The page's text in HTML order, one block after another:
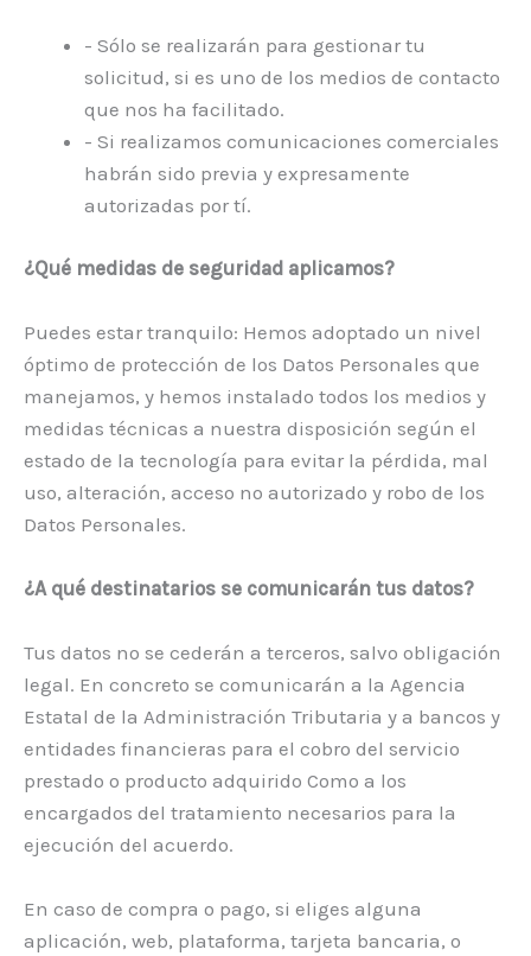
- Sólo se realizarán para gestionar tu
solicitud, si es uno de los medios de contacto
que nos ha facilitado.
- Si realizamos comunicaciones comerciales
habrán sido previa y expresamente
autorizadas por tí.
¿Qué medidas de seguridad aplicamos?
Puedes estar tranquilo: Hemos adoptado un nivel
óptimo de protección de los Datos Personales que
manejamos, y hemos instalado todos los medios y
medidas técnicas a nuestra disposición según el
estado de la tecnología para evitar la pérdida, mal
uso, alteración, acceso no autorizado y robo de los
Datos Personales.
¿A qué destinatarios se comunicarán tus datos?
Tus datos no se cederán a terceros, salvo obligación
legal. En concreto se comunicarán a la Agencia
Estatal de la Administración Tributaria y a bancos y
entidades financieras para el cobro del servicio
prestado o producto adquirido Como a los
encargados del tratamiento necesarios para la
ejecución del acuerdo.
En caso de compra o pago, si eliges alguna
aplicación, web, plataforma, tarjeta bancaria, o